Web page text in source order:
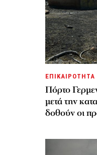
ΕΠΙΚΑΙΡΟΤΗΤΑ
Πόρτο
μετά την
δοθούν οι